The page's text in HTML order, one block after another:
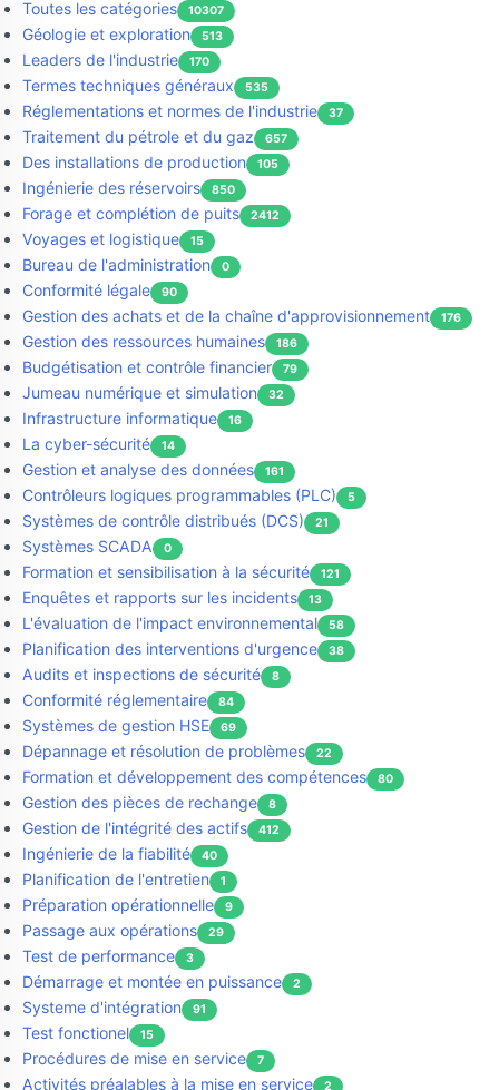
Toutes les catégories 10307
Géologie et exploration 513
Leaders de l'industrie 170
Termes techniques généraux 535
Réglementations et normes de l'industrie 37
Traitement du pétrole et du gaz 657
Des installations de production 105
Ingénierie des réservoirs 850
Forage et complétion de puits 2412
Voyages et logistique 15
Bureau de l'administration 0
Conformité légale 90
Gestion des achats et de la chaîne d'approvisionnement 176
Gestion des ressources humaines 186
Budgétisation et contrôle financier 79
Jumeau numérique et simulation 32
Infrastructure informatique 16
La cyber-sécurité 14
Gestion et analyse des données 161
Contrôleurs logiques programmables (PLC) 5
Systèmes de contrôle distribués (DCS) 21
Systèmes SCADA 0
Formation et sensibilisation à la sécurité 121
Enquêtes et rapports sur les incidents 13
L'évaluation de l'impact environnemental 58
Planification des interventions d'urgence 38
Audits et inspections de sécurité 8
Conformité réglementaire 84
Systèmes de gestion HSE 69
Dépannage et résolution de problèmes 22
Formation et développement des compétences 80
Gestion des pièces de rechange 8
Gestion de l'intégrité des actifs 412
Ingénierie de la fiabilité 40
Planification de l'entretien 1
Préparation opérationnelle 9
Passage aux opérations 29
Test de performance 3
Démarrage et montée en puissance 2
Systeme d'intégration 91
Test fonctionel 15
Procédures de mise en service 7
Activités préalables à la mise en service 2